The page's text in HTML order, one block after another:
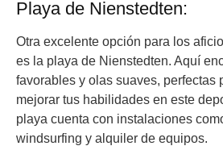
Playa de Nienstedten:
Otra excelente opción para los
es la playa de Nienstedten. Aquí
favorables y olas suaves, perfectas
mejorar tus habilidades en este
playa cuenta con instalaciones
windsurfing y alquiler de equipos.